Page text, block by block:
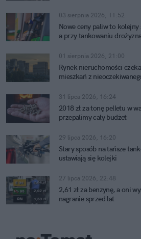
03 sierpnia 2026, 11:52
Nowe ceny paliw to
a przy tankowaniu
01 sierpnia 2026, 21:00
Rynek nieruchomości
mieszkań z
31 lipca 2026, 16:24
2018 zł za tonę pelletu w
przepalimy cały budżet
29 lipca 2026, 16:20
Stary sposób na tańsze
ustawiają się kolejki
27 lipca 2026, 22:48
2,61 zł za benzynę, a oni
nagranie sprzed lat